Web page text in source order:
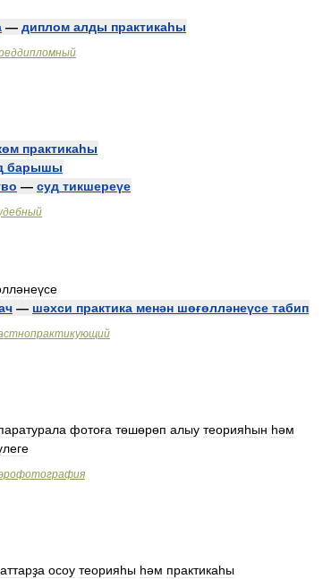
— диплом алды практикаһы
практикаһы
барышы
— суд тикшереүе
— шәхси практика менән шөғөлләнеүсе табип
фотоға төшөрөп алыу теорияһын һәм
осоу теорияһы һәм практикаһы